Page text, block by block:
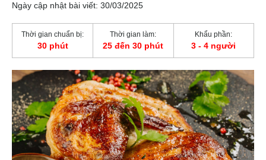
Ngày cập nhật bài viết: 30/03/2025
Thời gian chuẩn bị:
30 phút
Thời gian làm:
25 đến 30 phút
Khẩu phần:
3 - 4 người